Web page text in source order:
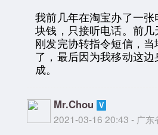
我前几年在淘宝办了一
块钱，只接听电话。前几
刚发完协转指令短信，
了，最后因为我移动这
成。
Mr.Chou
2021-03-16 20:43 - 广东